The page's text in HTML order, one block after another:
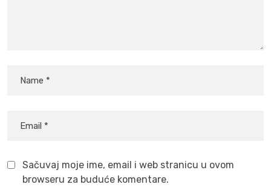
Sačuvaj moje ime, email i web stranicu u ovom
browseru za buduće komentare.